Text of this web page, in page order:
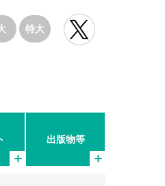
特大
出版物等